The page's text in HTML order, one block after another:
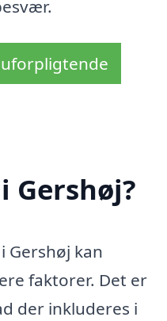
Gershøj kan
faktorer. Det er
der inkluderes i